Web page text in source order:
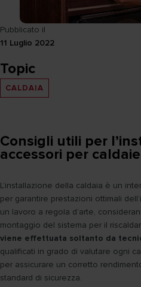
Pubblicato il
11 Luglio 2022
Topic
CALDAIA
Consigli utili per
accessori per caldaie
L’installazione della caldaia è un
per garantire prestazioni ottimali
un lavoro a regola d’arte,
montaggio del sistema per il
viene effettuata soltanto da
qualificati in grado di valutare ogni
per assicurare un corretto
standard di sicurezza.